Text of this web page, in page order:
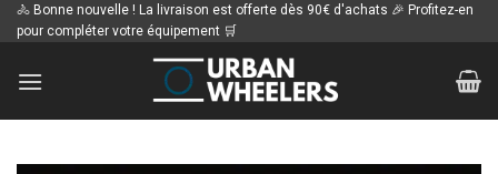
Passer
au
🚴 Bonne nouvelle ! La livraison est offerte dès 90€ d'achats 🎉 Profitez-en
pour compléter votre équipement 🛒